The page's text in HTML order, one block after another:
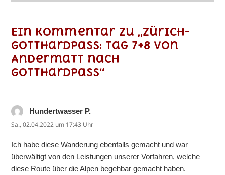
Ein Kommentar zu „Zürich-
Gotthardpass: Tag 7+8 von
Andermatt nach
Gotthardpass“
Hundertwasser P.
Sa., 02.04.2022 um 17:43 Uhr
Ich habe diese Wanderung ebenfalls gemacht und war
überwältigt von den Leistungen unserer Vorfahren, welche
diese Route über die Alpen begehbar gemacht haben.